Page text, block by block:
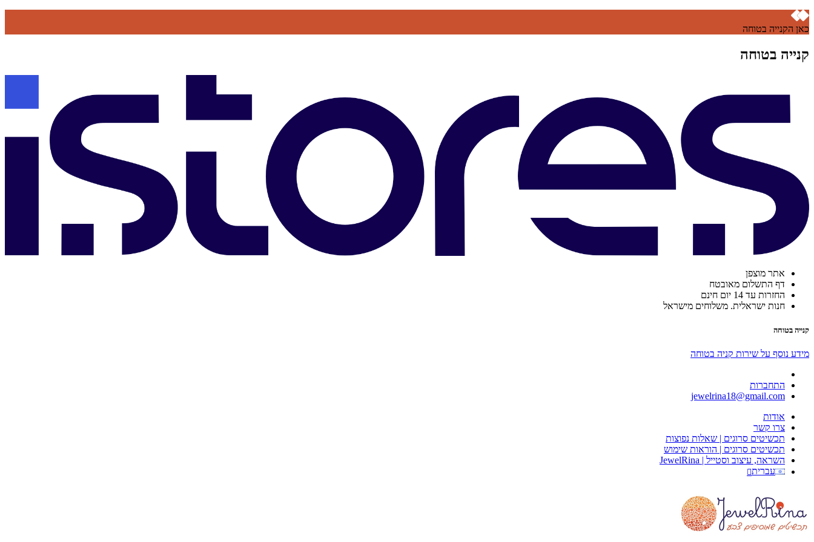
כאן הקנייה בטוחה
קנייה בטוחה
אתר מוצפן
דף התשלום מאובטח
החזרות עד 14 יום חינם
חנות ישראלית. משלוחים מישראל
קנייה בטוחה
מידע נוסף על שירות קניה בטוחה
התחברות
jewelrina18@gmail.com
אודות
צרו קשר
תכשיטים סרוגים | שאלות נפוצות
תכשיטים סרוגים | הוראות שימוש
השראה, עיצוב וסטייל | JewelRina
עברית